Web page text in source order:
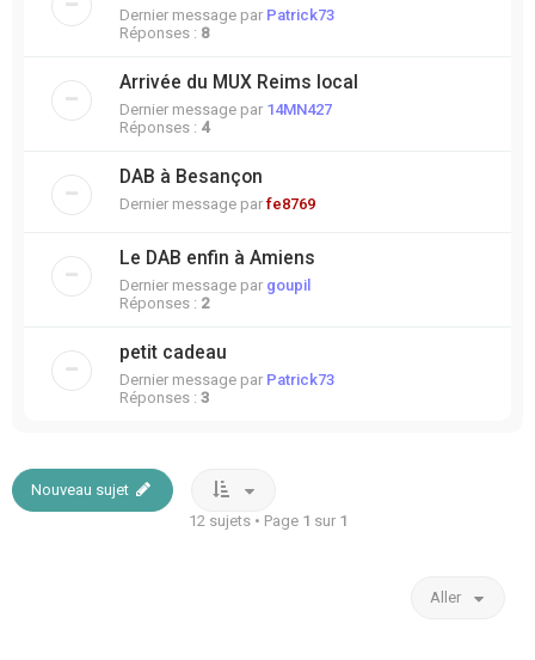
Dernier message par Patrick73
Réponses : 8
Arrivée du MUX Reims local
Dernier message par 14MN427
Réponses : 4
DAB à Besançon
Dernier message par fe8769
Le DAB enfin à Amiens
Dernier message par goupil
Réponses : 2
petit cadeau
Dernier message par Patrick73
Réponses : 3
Nouveau sujet
12 sujets • Page 1 sur 1
Aller